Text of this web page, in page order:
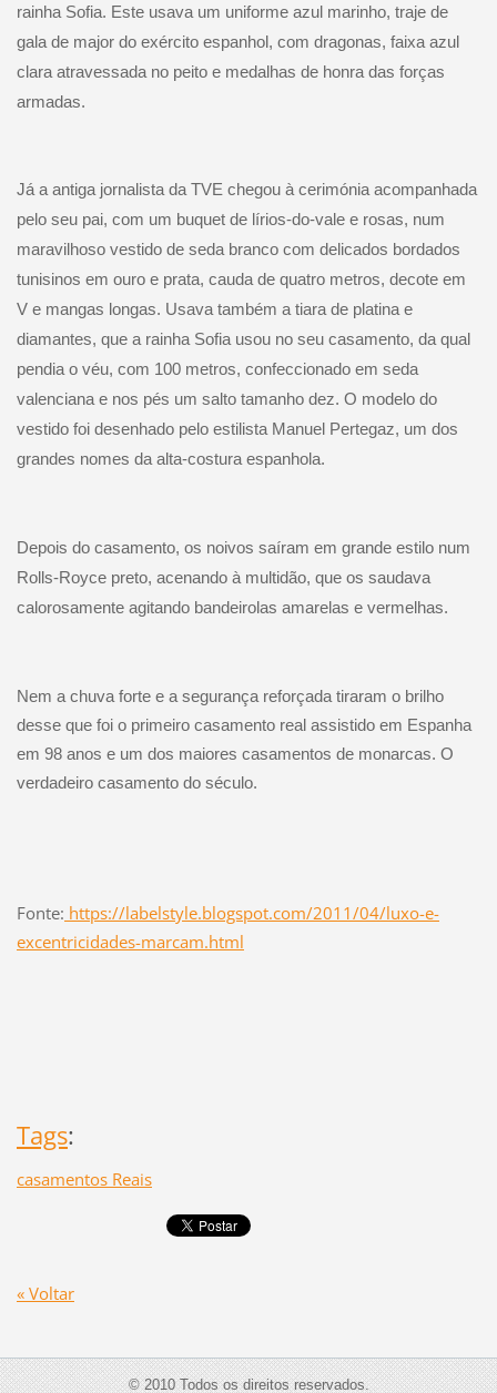
rainha Sofia. Este usava um uniforme azul marinho, traje de
gala de major do exército espanhol, com dragonas, faixa azul
clara atravessada no peito e medalhas de honra das forças
armadas.
Já a antiga jornalista da TVE chegou à cerimónia acompanhada
pelo seu pai, com um buquet de lírios-do-vale e rosas, num
maravilhoso vestido de seda branco com delicados bordados
tunisinos em ouro e prata, cauda de quatro metros, decote em
V e mangas longas. Usava também a tiara de platina e
diamantes, que a rainha Sofia usou no seu casamento, da qual
pendia o véu, com 100 metros, confeccionado em seda
valenciana e nos pés um salto tamanho dez. O modelo do
vestido foi desenhado pelo estilista Manuel Pertegaz, um dos
grandes nomes da alta-costura espanhola.
Depois do casamento, os noivos saíram em grande estilo num
Rolls-Royce preto, acenando à multidão, que os saudava
calorosamente agitando bandeirolas amarelas e vermelhas.
Nem a chuva forte e a segurança reforçada tiraram o brilho
desse que foi o primeiro casamento real assistido em Espanha
em 98 anos e um dos maiores casamentos de monarcas. O
verdadeiro casamento do século.
Fonte: https://labelstyle.blogspot.com/2011/04/luxo-e-
excentricidades-marcam.html
Tags:
casamentos Reais
« Voltar
© 2010 Todos os direitos reservados.